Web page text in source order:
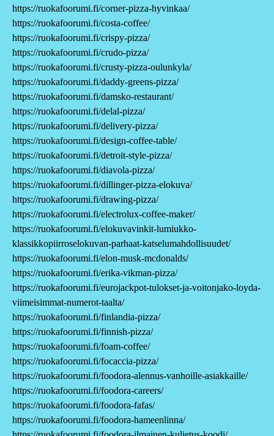
https://ruokafoorumi.fi/corner-pizza-hyvinkaa/
https://ruokafoorumi.fi/costa-coffee/
https://ruokafoorumi.fi/crispy-pizza/
https://ruokafoorumi.fi/crudo-pizza/
https://ruokafoorumi.fi/crusty-pizza-oulunkyla/
https://ruokafoorumi.fi/daddy-greens-pizza/
https://ruokafoorumi.fi/damsko-restaurant/
https://ruokafoorumi.fi/delal-pizza/
https://ruokafoorumi.fi/delivery-pizza/
https://ruokafoorumi.fi/design-coffee-table/
https://ruokafoorumi.fi/detroit-style-pizza/
https://ruokafoorumi.fi/diavola-pizza/
https://ruokafoorumi.fi/dillinger-pizza-elokuva/
https://ruokafoorumi.fi/drawing-pizza/
https://ruokafoorumi.fi/electrolux-coffee-maker/
https://ruokafoorumi.fi/elokuvavinkit-lumiukko-
klassikkopiirroselokuvan-parhaat-katselumahdollisuudet/
https://ruokafoorumi.fi/elon-musk-mcdonalds/
https://ruokafoorumi.fi/erika-vikman-pizza/
https://ruokafoorumi.fi/eurojackpot-tulokset-ja-voitonjako-loyda-
viimeisimmat-numerot-taalta/
https://ruokafoorumi.fi/finlandia-pizza/
https://ruokafoorumi.fi/finnish-pizza/
https://ruokafoorumi.fi/foam-coffee/
https://ruokafoorumi.fi/focaccia-pizza/
https://ruokafoorumi.fi/foodora-alennus-vanhoille-asiakkaille/
https://ruokafoorumi.fi/foodora-careers/
https://ruokafoorumi.fi/foodora-fafas/
https://ruokafoorumi.fi/foodora-hameenlinna/